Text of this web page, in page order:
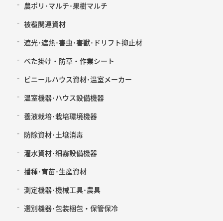
農ポリ･マルチ･果樹マルチ
被覆関連資材
遮光･遮熱･害虫･害獣･ドリフト抑止材
べた掛け・防草・作業シート
ビニールハウス資材･温室メーカー
温室機器･ハウス設備機器
養液栽培･栽培環境機器
防除資材･土壌消毒
灌水資材･細霧設備機器
播種･育苗･生産資材
測定機器･機械工具･農具
選別機器･包装梱包・保管保冷